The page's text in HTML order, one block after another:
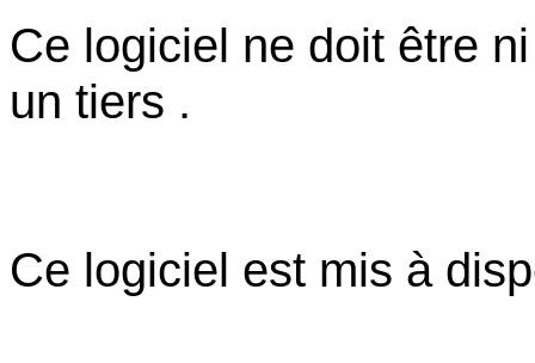
Ce logiciel ne doit être
un tiers .
Ce logiciel est mis à